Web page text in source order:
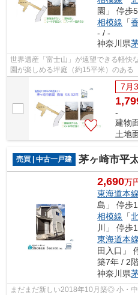
園」 停歩
相模線 「
- / -
神奈川県
世界遺産「富士山」が遠望できる軽
園が楽しめる坪庭（約15平米）のあ
理想のマイホームを建築しませんか♪
7月
-
建物
土地
売買 | 中古一戸建 茅ヶ崎市平太
2,690万
東海道本線
島」 停歩
相模線 「
川」 停歩
東海道本線
田入口」
築7年 / 2
神奈川県
まだまだ新しい2018年10月築◎ 小・